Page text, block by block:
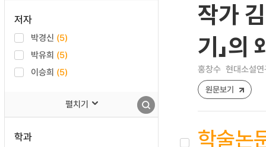
저자
박경신 (5)
박유희 (5)
이승희 (5)
펼치기
학과
작가
기」의
홍창수 현대소설
원문보기
학술논